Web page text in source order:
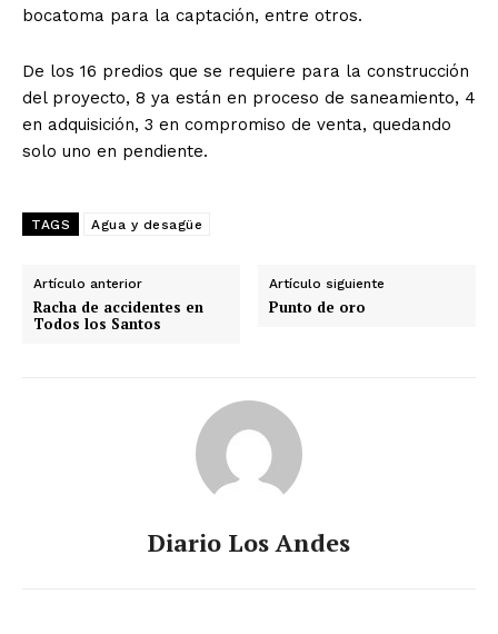
bocatoma para la captación, entre otros.
De los 16 predios que se requiere para la construcción
del proyecto, 8 ya están en proceso de saneamiento, 4
en adquisición, 3 en compromiso de venta, quedando
solo uno en pendiente.
TAGS Agua y desagüe
Artículo anterior
Racha de accidentes en
Todos los Santos
Artículo siguiente
Punto de oro
Diario Los Andes